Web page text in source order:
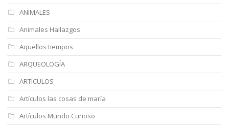
ANIMALES
Animales Hallazgos
Aquellos tiempos
ARQUEOLOGÍA
ARTÍCULOS
Artículos las cosas de maría
Artículos Mundo Curioso